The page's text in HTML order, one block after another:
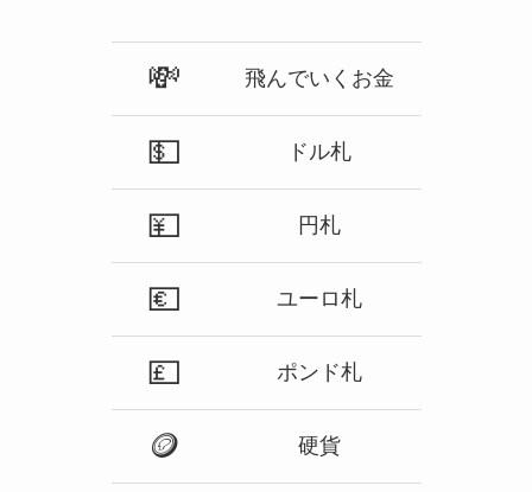
💸 飛んでいくお金
💵 ドル札
💴 円札
💶 ユーロ札
💷 ポンド札
🪙 硬貨